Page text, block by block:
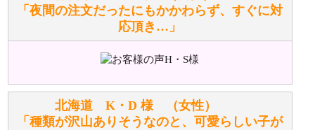
シュタイフのぬいぐるみは洗濯できますか？ ぬいぐ
るみのお手入れ方法を教えてください。
詳しくはこちら をご覧ください。
「夜間の注文だったにもかかわらず、すぐに対
応頂き…」
北海道 K・D 様 （女性）
「種類が沢山ありそうなのと、可愛らしい子が